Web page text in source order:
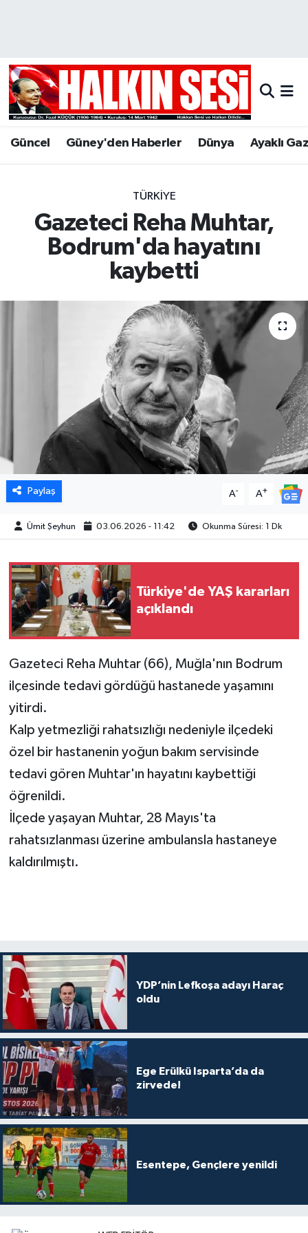
Güncel Güney'den Haberler Dünya Ayaklı
TÜRKIYE
Gazeteci Reha Muhtar,
Bodrum'da hayatını
kaybetti
Paylaş A- A+
Ümit Şeyhun 03.06.2026 - 11:42 Okunma Süresi: 1 Dk
Türkiye'de YAŞ kararları
açıklandı
Gazeteci Reha Muhtar (66), Muğla'nın Bodrum
ilçesinde tedavi gördüğü hastanede yaşamını
yitirdi.
Kalp yetmezliği rahatsızlığı nedeniyle ilçedeki
özel bir hastanenin yoğun bakım servisinde
tedavi gören Muhtar'ın hayatını kaybettiği
öğrenildi.
İlçede yaşayan Muhtar, 28 Mayıs'ta
rahatsızlanması üzerine ambulansla hastaneye
kaldırılmıştı.
YDP’nin Lefkoşa adayı Haraç
oldu
Ege Erülkü Isparta’da da
zirvede!
Esentepe, Gençlere yenildi
Hava Durumu
Trafik Durumu
Son Dakika Haberleri